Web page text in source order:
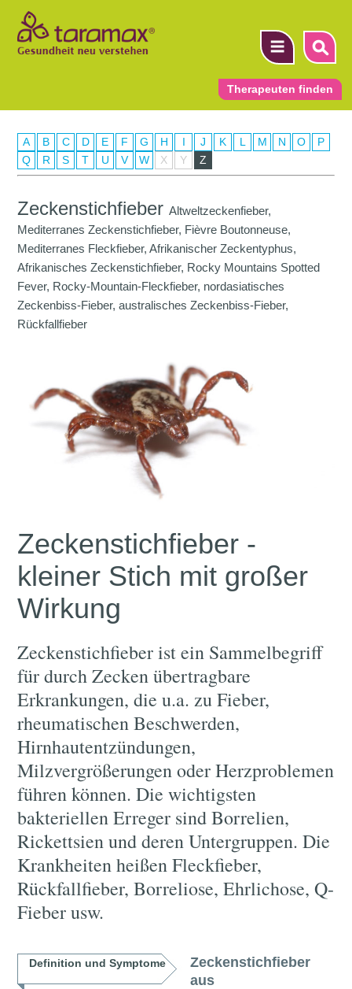
Therapeuten finden
A B C D E F G H I J K L M N O
P
Q
R S T U V W X Y Z
ZeckenstichfieberAltweltzeckenfieber,
Mediterranes Zeckenstichfieber, Fièvre Boutonneuse,
Mediterranes Fleckfieber, Afrikanischer Zeckentyphus,
Afrikanisches Zeckenstichfieber, Rocky Mountains Spotted
Fever, Rocky-Mountain-Fleckfieber, nordasiatisches
Zeckenbiss-Fieber, australisches Zeckenbiss-Fieber,
Rückfallfieber
Zeckenstichfieber -
kleiner Stich mit großer
Wirkung
Zeckenstichfieber ist ein Sammelbegriff
für durch Zecken übertragbare
Erkrankungen, die u.a. zu Fieber,
rheumatischen Beschwerden,
Hirnhautentzündungen,
Milzvergrößerungen oder Herzproblemen
führen können. Die wichtigsten
bakteriellen Erreger sind Borrelien,
Rickettsien und deren Untergruppen. Die
Krankheiten heißen Fleckfieber,
Rückfallfieber, Borreliose, Ehrlichose, Q-
Fieber usw.
Definition und Symptome
Zeckenstichfieber
aus